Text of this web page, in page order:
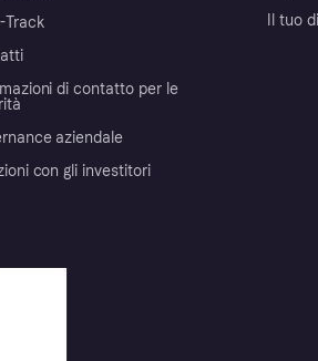
Track
di contatto per le
aziendale
con gli investitori
Il tuo